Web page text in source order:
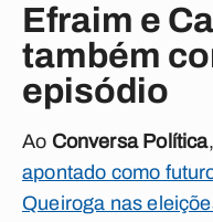
Efraim e
também
episódio
Ao Conversa Política,
apontado como
Queiroga nas